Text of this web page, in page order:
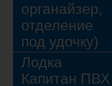
органайзер,
отделение
под удочку)
Лодка
Капитан ПВХ